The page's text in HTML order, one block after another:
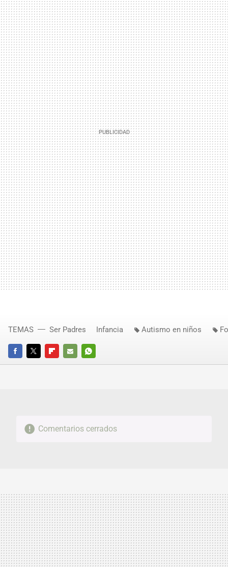
FACEBOOKTWITTERFLIPBOARD
E-
WHATSAPP
TEMAS Ser Padres Infancia Autismo en niños
Comentarios cerrados